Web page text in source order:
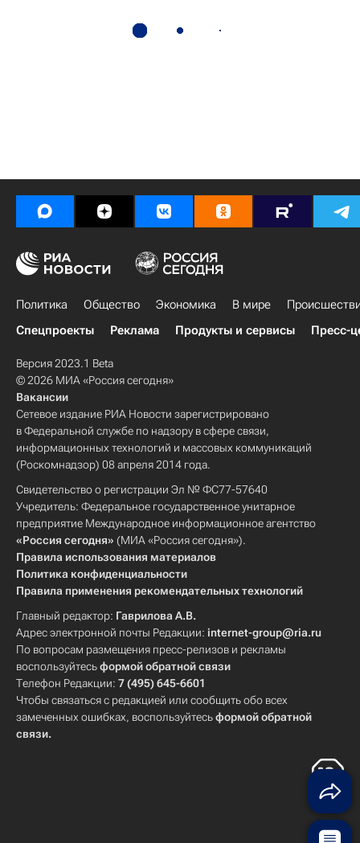
Политика Общество Экономика В мире
Спецпроекты
Реклама Продукты и сервисы Пресс-
Версия 2023.1 Beta
© 2026 МИА «Россия сегодня»
Вакансии
Сетевое издание РИА Новости зарегистрировано
в Федеральной службе по надзору в сфере связи,
информационных технологий и массовых коммуникаций
(Роскомнадзор) 08 апреля 2014 года.
Свидетельство о регистрации Эл № ФС77-57640
Учредитель: Федеральное государственное унитарное
предприятие Международное информационное агентство
«Россия сегодня» (МИА «Россия сегодня»).
Правила использования материалов
Политика конфиденциальности
Правила применения рекомендательных технологий
Главный редактор: Гаврилова А.В.
Адрес электронной почты Редакции: internet-group@ria.ru
По вопросам размещения пресс-релизов и рекламы
воспользуйтесьформой обратной связи
Телефон Редакции: 7 (495) 645-6601
Чтобы связаться с редакцией или сообщить обо всех
замеченных ошибках, воспользуйтесьформой обратной
связи.